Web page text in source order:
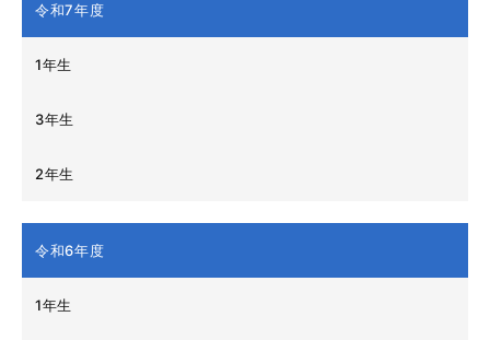
令和7年度
1年生
3年生
2年生
令和6年度
1年生